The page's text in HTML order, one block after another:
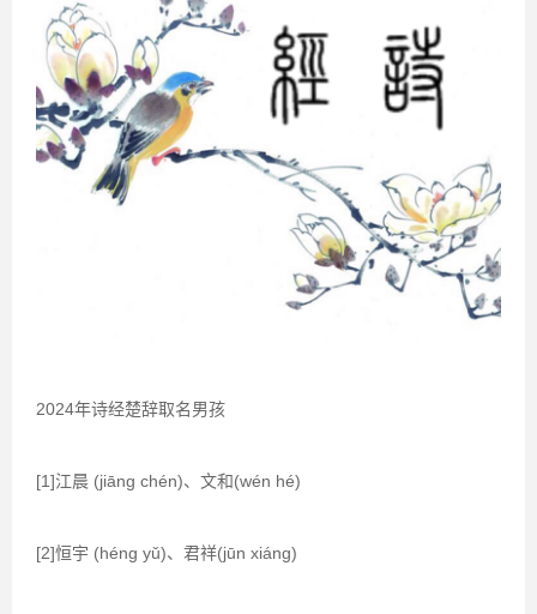
2024年诗经楚辞取名男孩
[1]江晨 (jiāng chén)、文和(wén hé)
[2]恒宇 (héng yǔ)、君祥(jūn xiáng)